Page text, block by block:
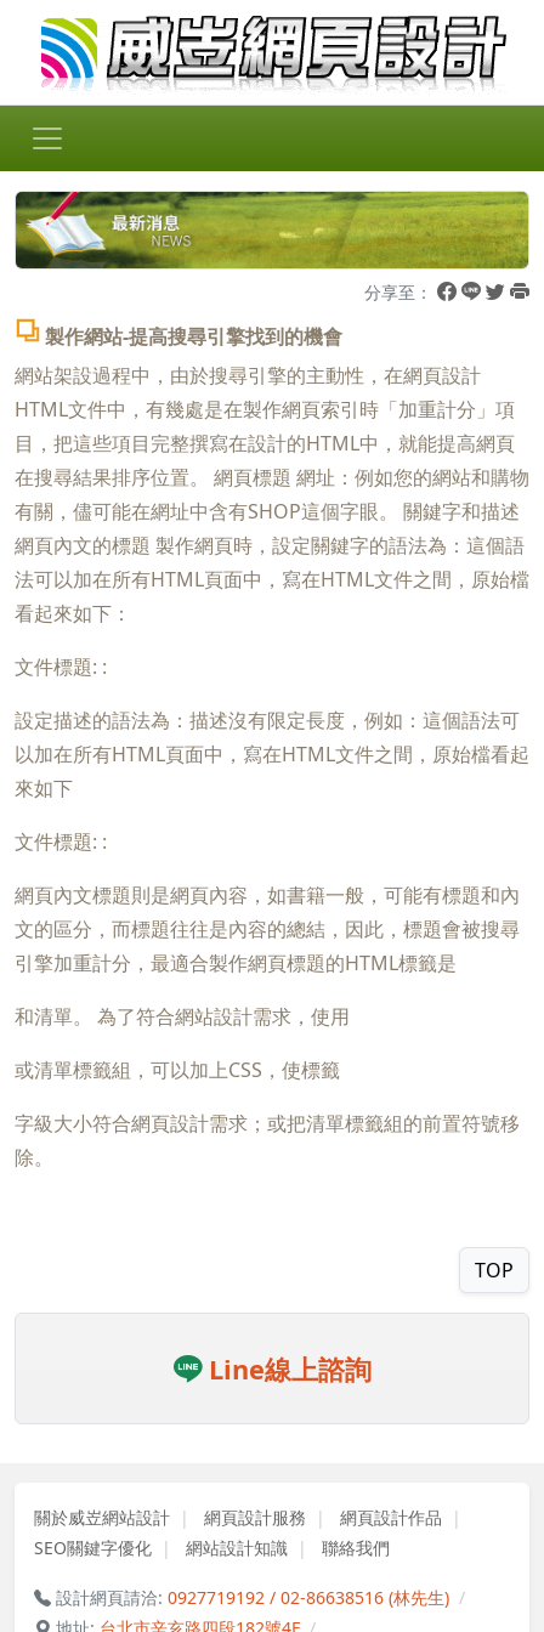
Line線上諮詢
分享至：
製作網站-提高搜尋引擎找到的機會
網站架設過程中，由於搜尋引擎的主動性，在網頁設計
HTML文件中，有幾處是在製作網頁索引時「加重計分」項
目，把這些項目完整撰寫在設計的HTML中，就能提高網頁
在搜尋結果排序位置。 網頁標題 網址：例如您的網站和購物
有關，儘可能在網址中含有SHOP這個字眼。 關鍵字和描述
網頁內文的標題 製作網頁時，設定關鍵字的語法為：這個語
法可以加在所有HTML頁面中，寫在HTML文件之間，原始檔
看起來如下：
文件標題: :
設定描述的語法為：描述沒有限定長度，例如：這個語法可
以加在所有HTML頁面中，寫在HTML文件之間，原始檔看起
來如下
文件標題: :
網頁內文標題則是網頁內容，如書籍一般，可能有標題和內
文的區分，而標題往往是內容的總結，因此，標題會被搜尋
引擎加重計分，最適合製作網頁標題的HTML標籤是
和清單。 為了符合網站設計需求，使用
或清單標籤組，可以加上CSS，使標籤
字級大小符合網頁設計需求；或把清單標籤組的前置符號移
除。
TOP
關於威岦網站設計 網頁設計服務
網頁設計作品
SEO關鍵字優化
網站設計知識 聯絡我們
設計網頁請洽: 0927719192 / 02-86638516 (林先生)